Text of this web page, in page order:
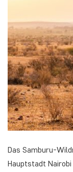
Das Samburu-
Hauptstadt